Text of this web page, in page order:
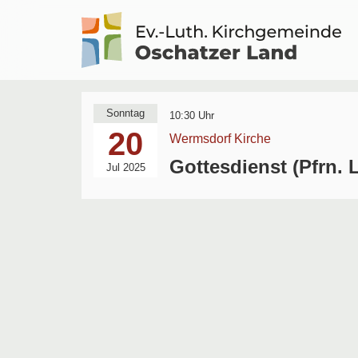
Oschatzer
Sonntag
20
Jul 2025
10:30 Uhr
Wermsdorf Kirche
Gottesdienst (Pfrn.